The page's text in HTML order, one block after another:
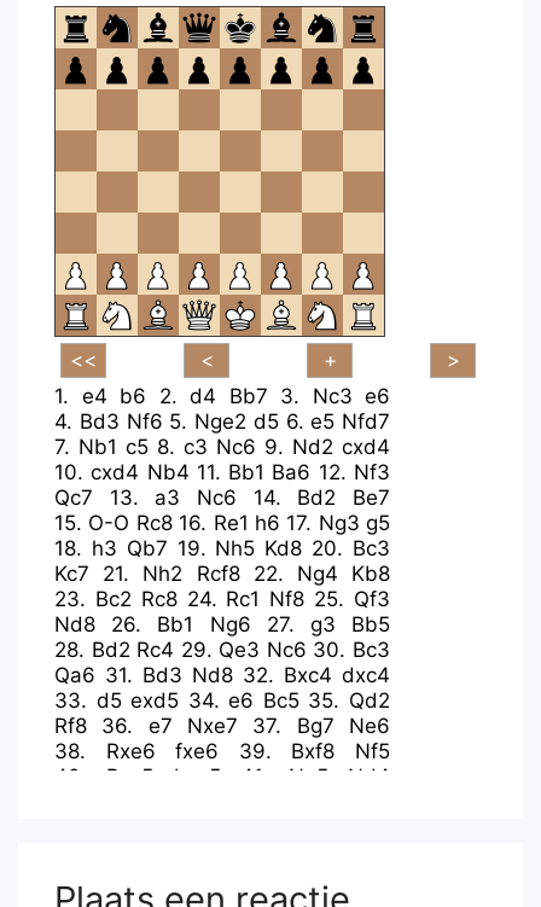
om
te
openen.
1. e4 b6 2. d4 Bb7 3. Nc3 e6
4. Bd3 Nf6 5. Nge2 d5 6.e5 Nfd7
7. Nb1 c5 8. c3 Nc6 9. Nd2 cxd4
10.cxd4 Nb4 11. Bb1 Ba6 12. Nf3
Qc7
13. a3 Nc6 14. Bd2
Be7
15. O-O Rc8 16. Re1 h6 17. Ng3 g5
18. h3 Qb7 19. Nh5 Kd8 20. Bc3
Kc7
21. Nh2 Rcf8 22. Ng4
Kb8
23. Bc2 Rc8 24. Rc1 Nf8 25. Qf3
Nd8
26. Bb1 Ng6 27. g3
Bb5
28. Bd2 Rc4 29. Qe3 Nc6 30. Bc3
Qa6 31. Bd3 Nd8 32. Bxc4 dxc4
33. d5 exd5 34.e6 Bc5 35. Qd2
Rf8
36. e7 Nxe7 37. Bg7
Ne6
38. Rxe6 fxe6 39. Bxf8
Nf5
40. Bxc5 bxc5 41. Ne5
Nd4